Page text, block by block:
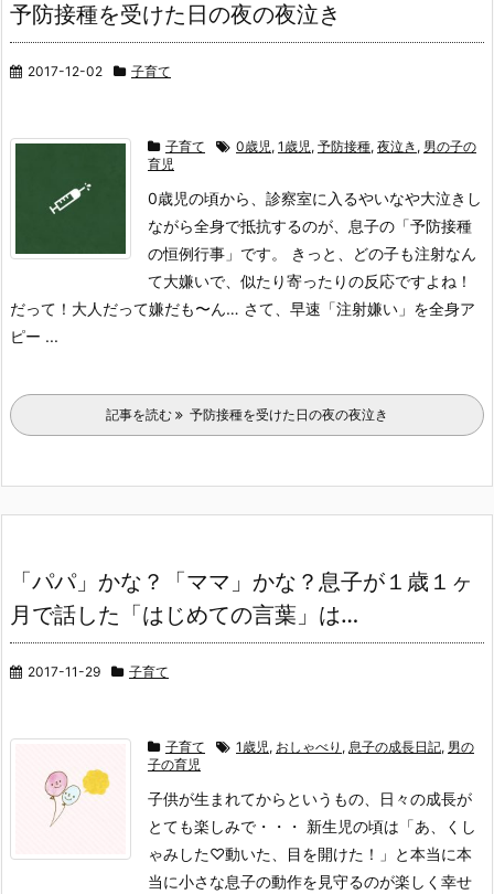
予防接種を受けた日の夜の夜泣き
2017-12-02 子育て
子育て 0歳児, 1歳児, 予防接種, 夜泣き , 男の子の
育児
0歳児の頃から、診察室に入るやいなや大泣きし
ながら全身で抵抗するのが、息子の「予防接種
の恒例行事」です。 きっと、どの子も注射なん
て大嫌いで、似たり寄ったりの反応ですよね！
だって！大人だって嫌だも〜ん… さて、早速「注射嫌い」を全身ア
ピー ...
記事を読む 予防接種を受けた日の夜の夜泣き
「パパ」かな？「ママ」かな？息子が１歳１ヶ
月で話した「はじめての言葉」は…
2017-11-29 子育て
子育て 1歳児, おしゃべり , 息子の成長日記, 男の
子の育児
子供が生まれてからというもの、日々の成長が
とても楽しみで・・・ 新生児の頃は「あ、くし
ゃみした♡動いた、目を開けた！」と本当に本
当に小さな息子の動作を見守るのが楽しく幸せ